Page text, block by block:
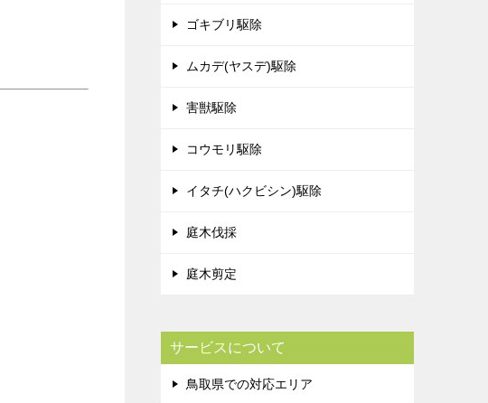
ゴキブリ駆除
ムカデ(ヤスデ)駆除
害獣駆除
コウモリ駆除
イタチ(ハクビシン)駆除
庭木伐採
庭木剪定
サービスについて
鳥取県での対応エリア